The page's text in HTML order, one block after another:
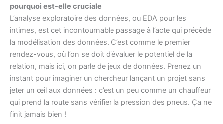
pourquoi est-elle cruciale
L’analyse exploratoire des données, ou EDA pour les
intimes, est cet incontournable passage à l’acte qui précède
la modélisation des données. C’est comme le premier
rendez-vous, où l’on se doit d’évaluer le potentiel de la
relation, mais ici, on parle de jeux de données. Prenez un
instant pour imaginer un chercheur lançant un projet sans
jeter un œil aux données : c’est un peu comme un chauffeur
qui prend la route sans vérifier la pression des pneus. Ça ne
finit jamais bien !